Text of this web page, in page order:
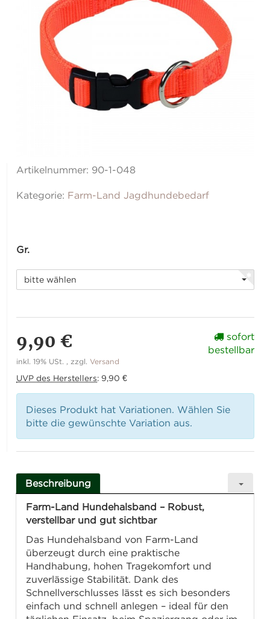
Artikelnummer: 90-1-048
Kategorie: Farm-Land Jagdhundebedarf
Gr.
bitte wählen
9,90 €
inkl. 19% USt. , zzgl.Versand
UVP des Herstellers: 9,90 €
sofort
bestellbar
Dieses Produkt hat Variationen. Wählen Sie
bitte die gewünschte Variation aus.
Beschreibung
Farm-Land Hundehalsband – Robust,
verstellbar und gut sichtbar
Das Hundehalsband von Farm-Land
überzeugt durch eine praktische
Handhabung, hohen Tragekomfort und
zuverlässige Stabilität. Dank des
Schnellverschlusses lässt es sich besonders
einfach und schnell anlegen – ideal für den